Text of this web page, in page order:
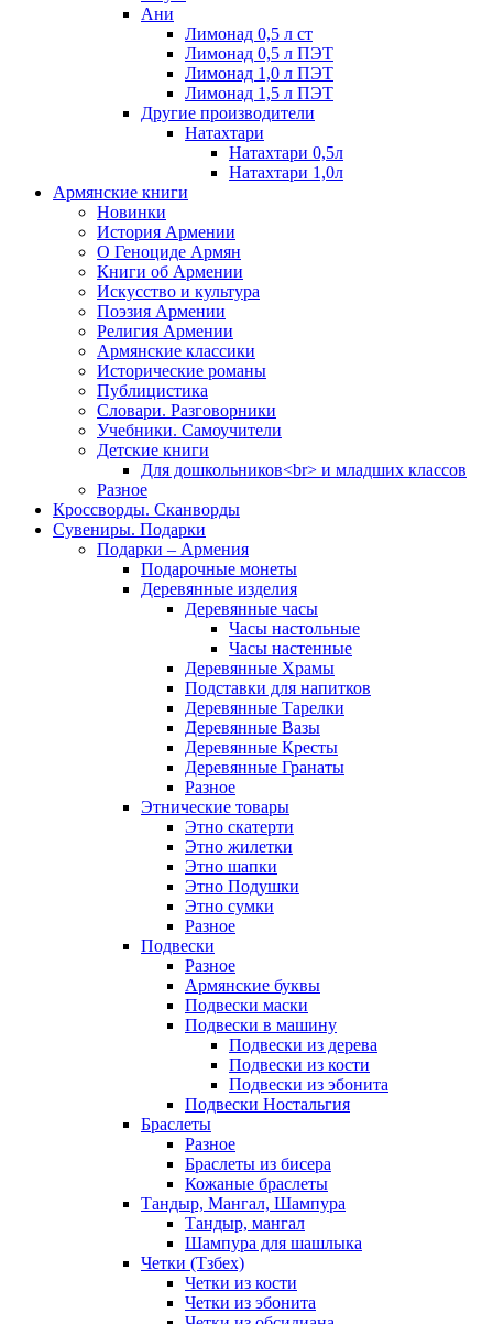
Ани
Лимонад 0,5 л ст
Лимонад 0,5 л ПЭТ
Лимонад 1,0 л ПЭТ
Лимонад 1,5 л ПЭТ
Другие производители
Натахтари
Натахтари 0,5л
Натахтари 1,0л
Армянские книги
Новинки
История Армении
О Геноциде Армян
Книги об Армении
Иcкусство и культура
Поэзия Армении
Религия Армении
Армянские классики
Исторические романы
Публицистика
Словари. Разговорники
Учебники. Самоучители
Детские книги
Для дошкольников<br> и младших классов
Разное
Кроссворды. Сканворды
Сувениры. Подарки
Подарки – Армения
Подарочные монеты
Деревянные изделия
Деревянные часы
Часы настольные
Часы настенные
Деревянные Храмы
Подставки для напитков
Деревянные Тарелки
Деревянные Вазы
Деревянные Кресты
Деревянные Гранаты
Разное
Этнические товары
Этно скатерти
Этно жилетки
Этно шапки
Этно Подушки
Этно сумки
Разное
Подвески
Разное
Армянские буквы
Подвески маски
Подвески в машину
Подвески из дерева
Подвески из кости
Подвески из эбонита
Подвески Ностальгия
Браслеты
Разное
Браслеты из бисера
Кожаные браслеты
Тандыр, Мангал, Шампура
Тандыр, мангал
Шампура для шашлыка
Четки (Тзбех)
Четки из кости
Четки из эбонита